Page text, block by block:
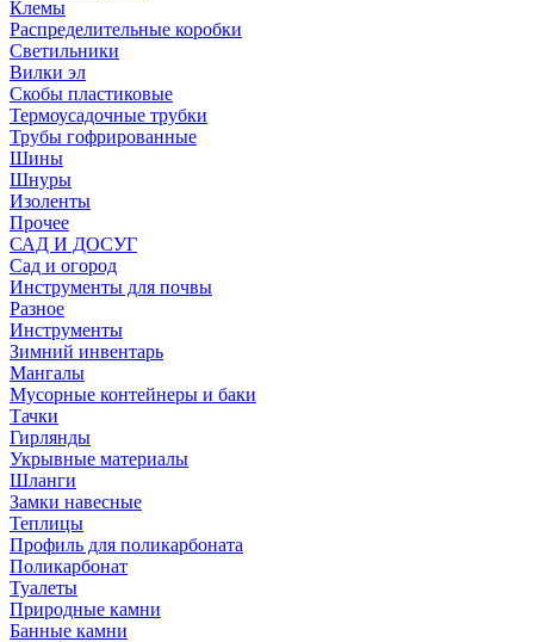
Клемы
Распределительные коробки
Светильники
Вилки эл
Скобы пластиковые
Термоусадочные трубки
Трубы гофрированные
Шины
Шнуры
Изоленты
Прочее
САД И ДОСУГ
Сад и огород
Инструменты для почвы
Разное
Инструменты
Зимний инвентарь
Мангалы
Мусорные контейнеры и баки
Тачки
Гирлянды
Укрывные материалы
Шланги
Замки навесные
Теплицы
Профиль для поликарбоната
Поликарбонат
Туалеты
Природные камни
Банные камни